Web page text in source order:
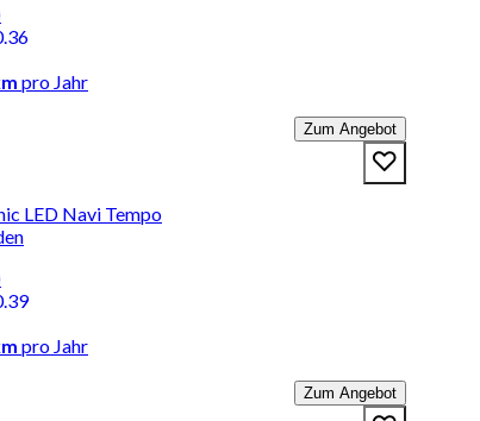
pro Jahr
Zum Angebot
LED Navi Tempo
pro Jahr
Zum Angebot